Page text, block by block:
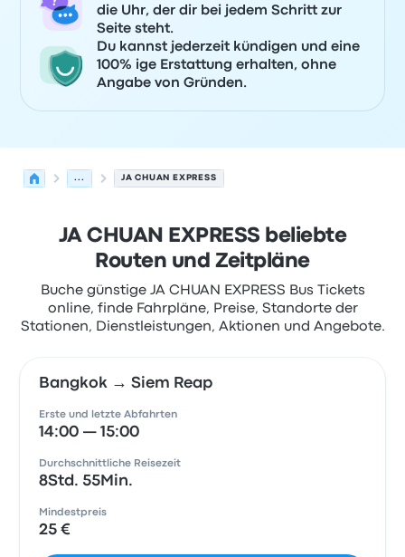
die Uhr, der dir bei jedem Schritt zur
Seite steht.
Du kannst jederzeit kündigen und eine
100% ige Erstattung erhalten, ohne
Angabe von Gründen.
... JA CHUAN EXPRESS
JA CHUAN EXPRESS beliebte
Routen und Zeitpläne
Buche günstige JA CHUAN EXPRESS Bus Tickets
online, finde Fahrpläne, Preise, Standorte der
Stationen, Dienstleistungen, Aktionen und Angebote.
Bangkok → Siem Reap
Erste und letzte Abfahrten
14:00 — 15:00
Durchschnittliche Reisezeit
8Std. 55Min.
Mindestpreis
25 €